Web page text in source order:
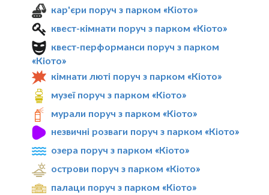
кар'єри поруч з парком «Кіото»
квест-кімнати поруч з парком «Кіото»
квест-перформанси поруч з парком
«Кіото»
кімнати люті поруч з парком «Кіото»
музеї поруч з парком «Кіото»
мурали поруч з парком «Кіото»
незвичні розваги поруч з парком «Кіото»
озера поруч з парком «Кіото»
острови поруч з парком «Кіото»
палаци поруч з парком «Кіото»